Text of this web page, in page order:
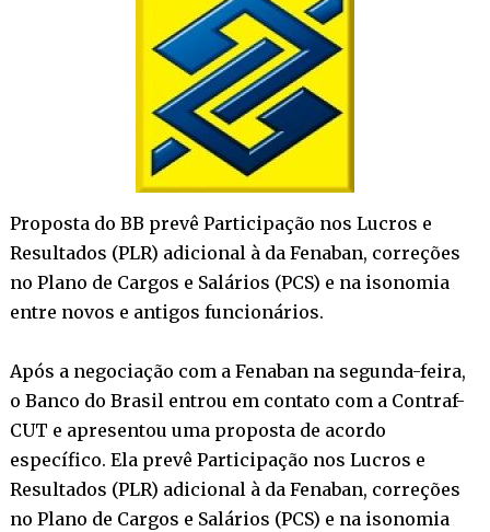
Proposta do BB prevê Participação nos Lucros e
Resultados (PLR) adicional à da Fenaban, correções
no Plano de Cargos e Salários (PCS) e na isonomia
entre novos e antigos funcionários.
Após a negociação com a Fenaban na segunda-feira,
o Banco do Brasil entrou em contato com a Contraf-
CUT e apresentou uma proposta de acordo
específico. Ela prevê Participação nos Lucros e
Resultados (PLR) adicional à da Fenaban, correções
no Plano de Cargos e Salários (PCS) e na isonomia